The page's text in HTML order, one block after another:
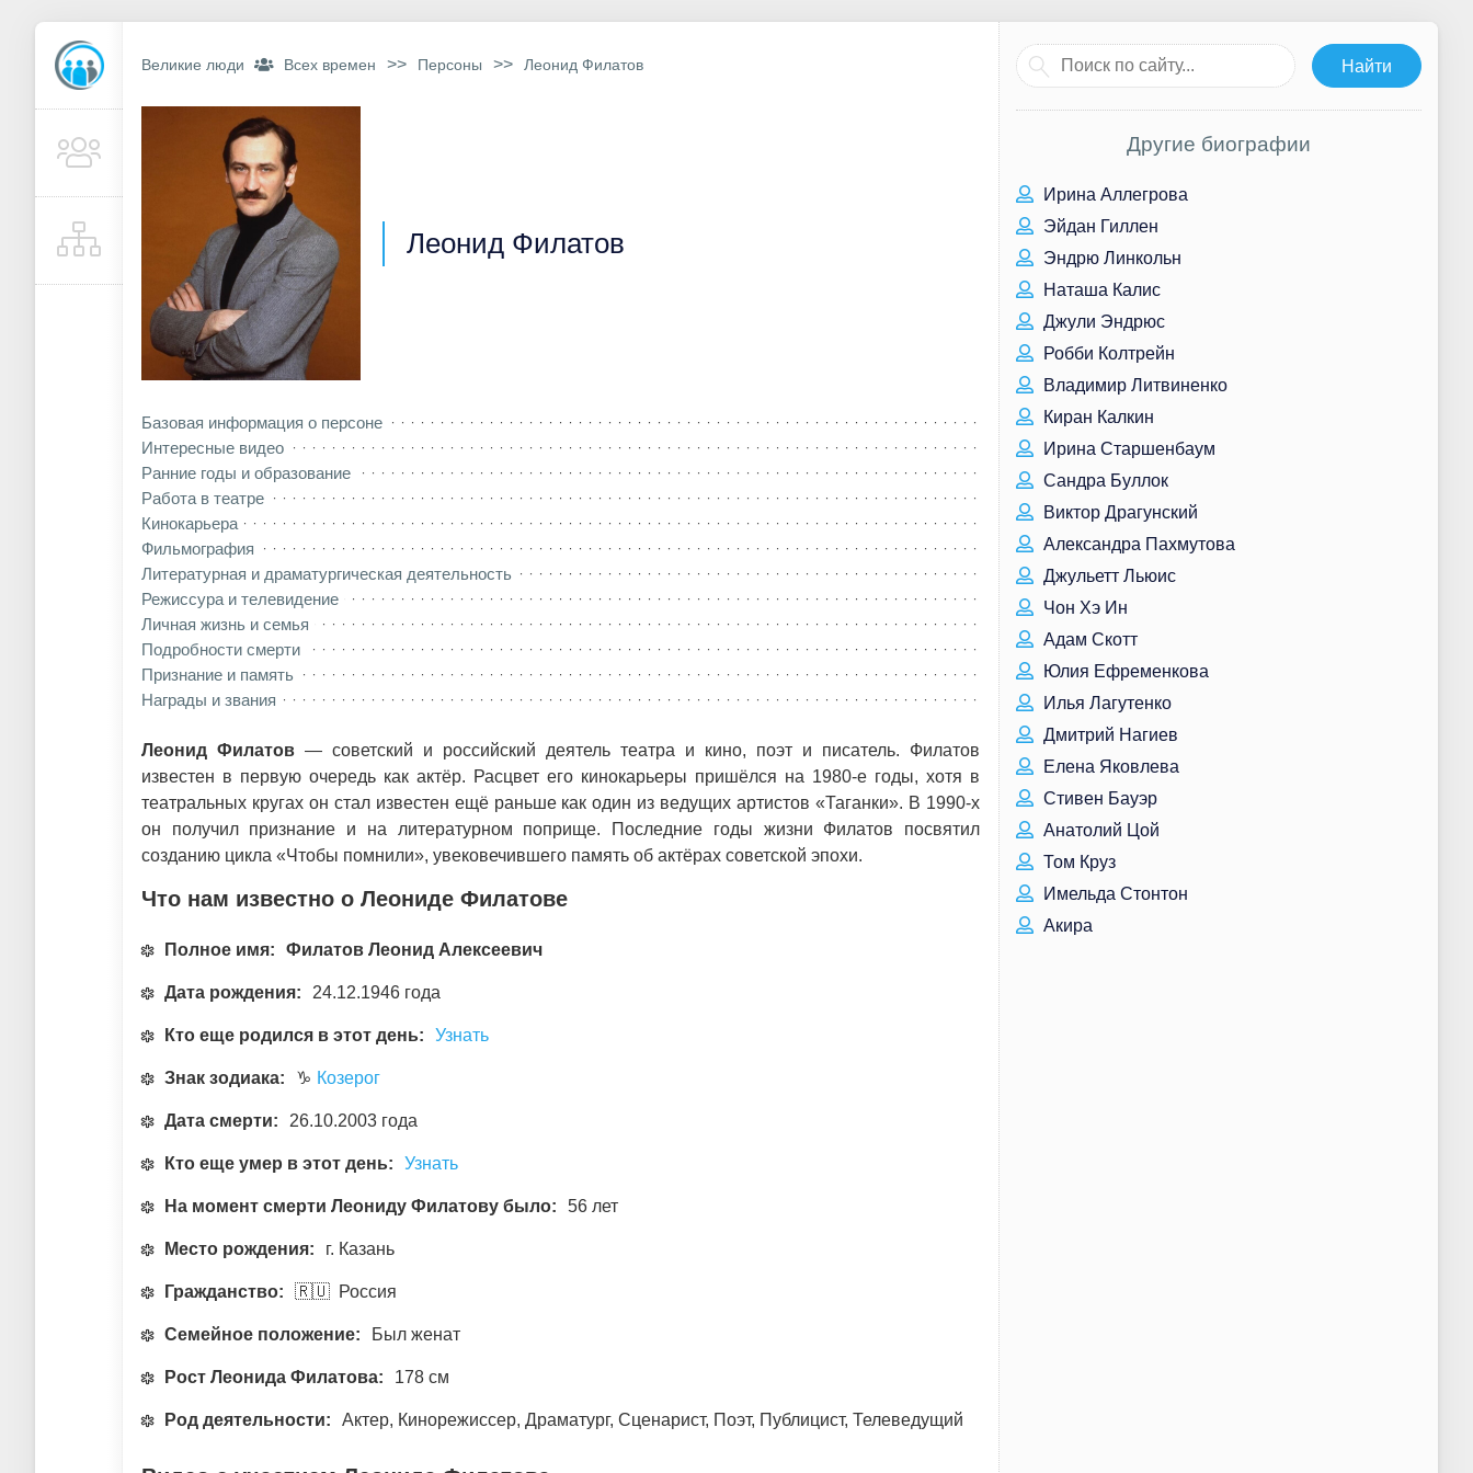
Великие люди Всех времен >> Персоны >> Леонид Филатов
Леонид Филатов
Базовая информация о персоне
Интересные видео
Ранние годы и образование
Работа в театре
Кинокарьера
Фильмография
Литературная и драматургическая деятельность
Режиссура и телевидение
Личная жизнь и семья
Подробности смерти
Признание и память
Награды и звания
Леонид Филатов — советский и российский деятель театра и кино, поэт и писатель. Филатов
известен в первую очередь как актёр. Расцвет его кинокарьеры пришёлся на 1980-е годы, хотя в
театральных кругах он стал известен ещё раньше как один из ведущих артистов «Таганки». В 1990-х
он получил признание и на литературном поприще. Последние годы жизни Филатов посвятил
созданию цикла «Чтобы помнили», увековечившего память об актёрах советской эпохи.
Что нам известно о Леониде Филатове
Полное имя: Филатов Леонид Алексеевич
Дата рождения: 24.12.1946 года
Кто еще родился в этот день: Узнать
Знак зодиака: ♑ Козерог
Дата смерти: 26.10.2003 года
Кто еще умер в этот день: Узнать
На момент смерти Леониду Филатову было: 56 лет
Место рождения: г. Казань
Гражданство: 🇷🇺 Россия
Семейное положение: Был женат
Рост Леонида Филатова: 178 см
Род деятельности: Актер, Кинорежиссер, Драматург, Сценарист, Поэт, Публицист, Телеведущий
Другие биографии
Ирина Аллегрова
Эйдан Гиллен
Эндрю Линкольн
Наташа Калис
Джули Эндрюс
Робби Колтрейн
Владимир Литвиненко
Киран Калкин
Ирина Старшенбаум
Сандра Буллок
Виктор Драгунский
Александра Пахмутова
Джульетт Льюис
Чон Хэ Ин
Адам Скотт
Юлия Ефременкова
Илья Лагутенко
Дмитрий Нагиев
Елена Яковлева
Стивен Бауэр
Анатолий Цой
Том Круз
Имельда Стонтон
Акира